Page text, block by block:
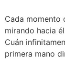
Cada momento
mirando hacia
Cuán
primera mano